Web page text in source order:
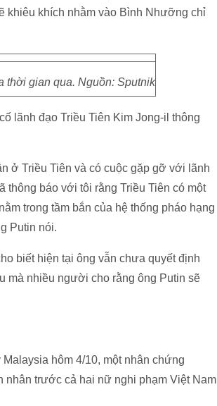
khiêu khích nhằm vào Bình Nhưỡng chỉ
thời gian qua. Nguồn: Sputnik
lãnh đạo Triều Tiên Kim Jong-il thông
ở Triều Tiên và có cuộc gặp gỡ với lãnh
thông báo với tôi rằng Triều Tiên có một
trong tầm bắn của hệ thống pháo hạng
Putin nói.
biết hiện tại ông vẫn chưa quyết định
mà nhiều người cho rằng ông Putin sẽ
Malaysia hôm 4/10, một nhân chứng
nhân trước cả hai nữ nghi phạm Việt Nam